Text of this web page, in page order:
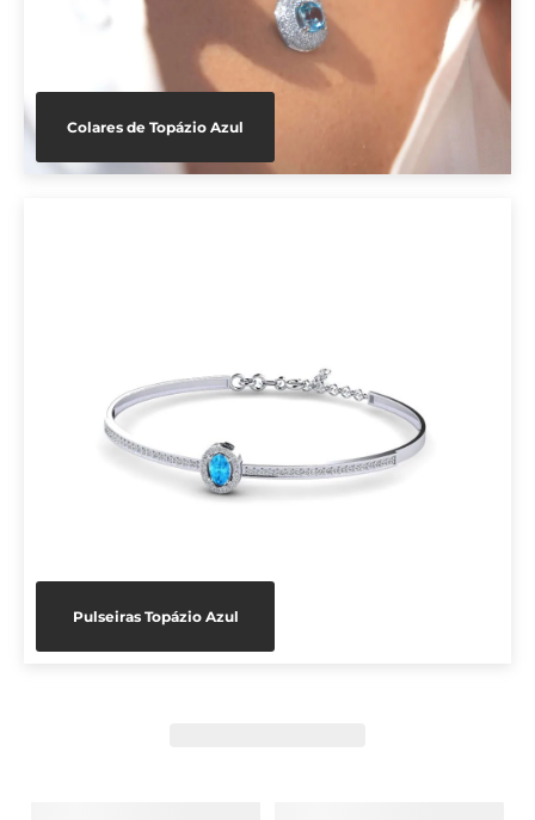
Colares de Topázio Azul
Pulseiras Topázio Azul